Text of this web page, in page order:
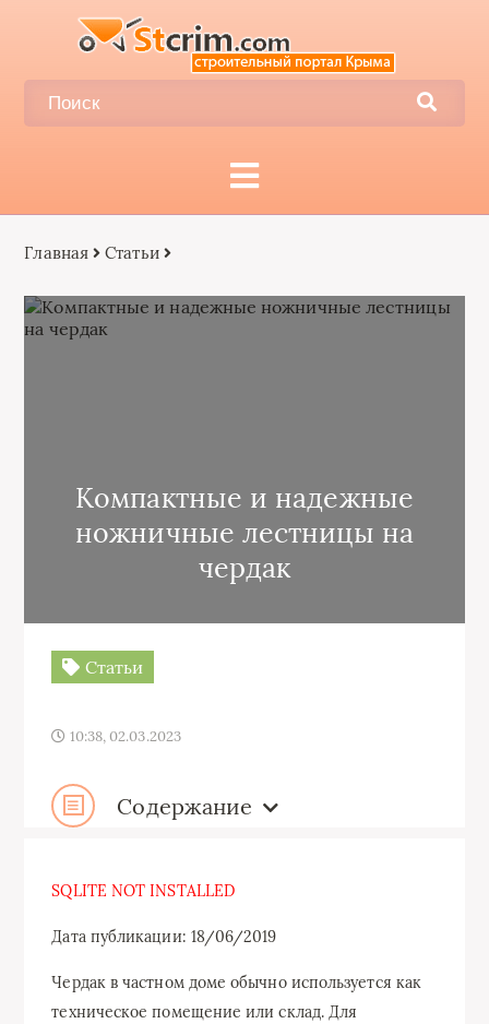
Главная Статьи
Компактные и надежные
ножничные лестницы на
чердак
Статьи
10:38, 02.03.2023
Содержание
SQLITE NOT INSTALLED
Дата публикации: 18/06/2019
Чердак в частном доме обычно используется как
техническое помещение или склад. Для